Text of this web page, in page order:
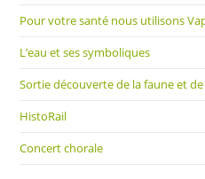
Pour votre santé nous utilisons
L’eau et ses symboliques
Sortie découverte de la faune et
HistoRail
Concert chorale